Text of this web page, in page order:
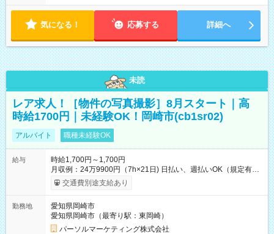
気になる！ 応募する 詳細へ
未読
レア求人！［物件の写真撮影］8月スタート｜高
時給1700円｜未経験OK！岡崎市(cb1sr02)
アルバイト 職種未経験OK
給与
時給1,700円～1,700円
月収例：24万9900円（7h×21日) 日払い、週払いOK（規定有
り） 【試用期間】試用期間なし
交通費別途支給あり
勤務地
愛知県岡崎市
愛知県岡崎市（最寄り駅：東岡崎）
パーソルマーケティング株式会社